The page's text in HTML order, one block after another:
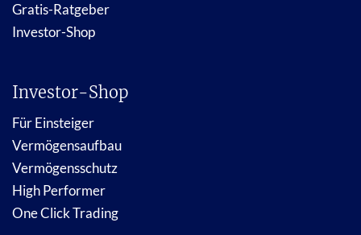
Gratis-Ratgeber
Investor-Shop
Investor-Shop
Für Einsteiger
Vermögensaufbau
Vermögensschutz
High Performer
One Click Trading